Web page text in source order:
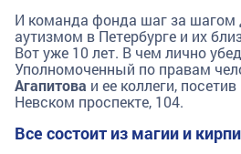
И команда фонда шаг за шагом
аутизмом в Петербурге и их
Вот уже 10 лет. В чем лично
Уполномоченный по правам
Агапитова и ее коллеги,
Невском проспекте, 104.
Все состоит из магии и